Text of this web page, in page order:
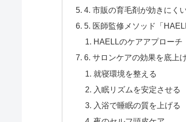
4. 市販の育毛剤が効きにく
5. 医師監修メソッド「
HAELLのケアアプローチ
6. サロンケアの効果を底上
就寝環境を整える
入眠リズムを安定させる
入浴で睡眠の質を上げる